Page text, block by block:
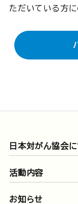
ただいている方に
日本対がん協会
活動内容
お知らせ